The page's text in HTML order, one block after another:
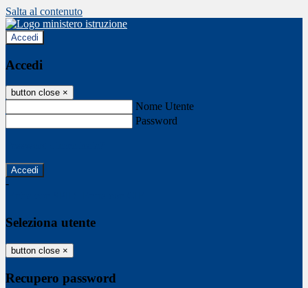
Salta al contenuto
Accedi
Accedi
button close ×
Nome Utente
Password
-
Seleziona utente
button close ×
Recupero password